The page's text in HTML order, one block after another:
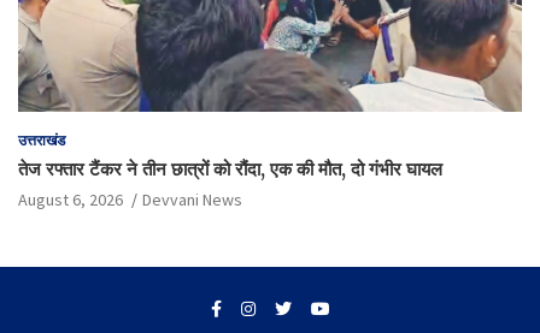
उत्तराखंड
तेज रफ्तार टैंकर ने तीन छात्रों को रौंदा, एक की मौत, दो गंभीर घायल
August 6, 2026 Devvani News